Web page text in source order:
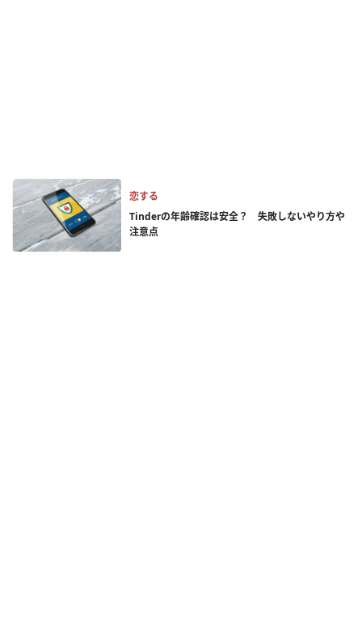
恋する
Tinderの年齢確認は安全？ 失敗しないやり方や
注意点